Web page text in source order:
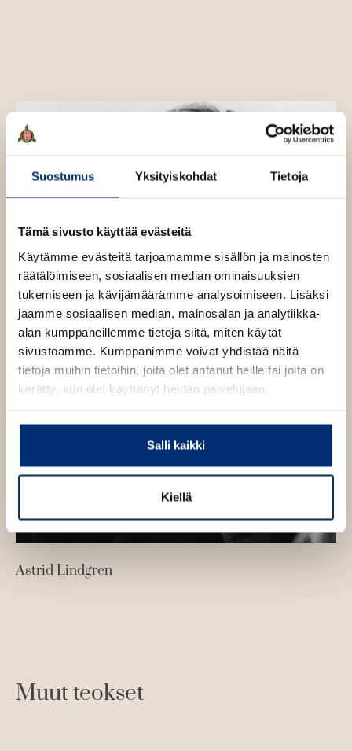
Suostumus Yksityiskohdat Tietoja
Tämä sivusto käyttää evästeitä
Käytämme evästeitä tarjoamamme sisällön ja mainosten
räätälöimiseen, sosiaalisen median ominaisuuksien
tukemiseen ja kävijämäärämme analysoimiseen. Lisäksi
jaamme sosiaalisen median, mainosalan ja analytiikka-
alan kumppaneillemme tietoja siitä, miten käytät
sivustoamme. Kumppanimme voivat yhdistää näitä
tietoja muihin tietoihin, joita olet antanut heille tai joita on
kerätty, kun olet käyttänyt heidän palvelujaan.
Salli kaikki
Kiellä
e
n
v
l
i
e
h
t
n
d
r
Astrid Lindgren
Muut teokset